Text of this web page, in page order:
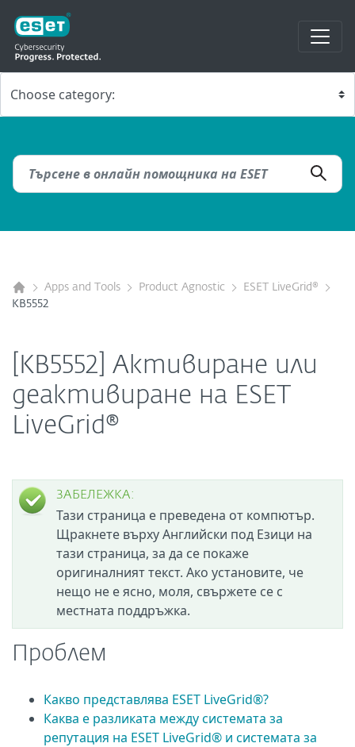
Apps and Tools Product Agnostic
ESET LiveGrid®
KB5552
[KB5552] Активиране или
деактивиране на ESET
LiveGrid®
ЗАБЕЛЕЖКА:
Тази страница е преведена от компютър.
Щракнете върху Английски под Езици на
тази страница, за да се покаже
оригиналният текст. Ако установите, че
нещо не е ясно, моля, свържете се с
местната поддръжка.
Проблем
Какво представлява ESET LiveGrid®?
Каква е разликата между системата за
репутация на ESET LiveGrid® и системата за